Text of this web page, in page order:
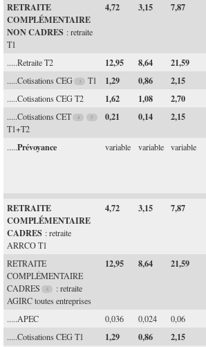
RETRAITE
COMPLÉMENTAIRE
NON CADRES: retraite
T1
4,72 3,15 7,87
.....Retraite T2 12,95 8,64 21,59
.....Cotisations CEG
T1 1,29 0,86 2,15
.....Cotisations CEG T2
1,62 1,08 2,70
.....Cotisations CET
T1+T2
0,21 0,14 2,15
.....Prévoyance variable variable variable
RETRAITE
COMPLÉMENTAIRE
CADRES: retraite
ARRCO T1
4,72 3,15 7,87
RETRAITE
COMPLÉMENTAIRE
CADRES
: retraite
AGIRC toutes entreprises
12,95 8,64 21,59
.....APEC 0,036 0,024 0,06
.....Cotisations CEG T1
1,29 0,86 2,15